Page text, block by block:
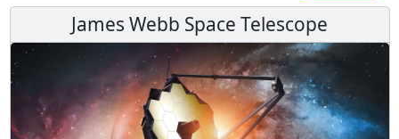
James Webb Space Telescope